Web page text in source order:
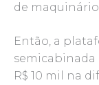
de
Então, a
semicabinada
R$ 10 mil na